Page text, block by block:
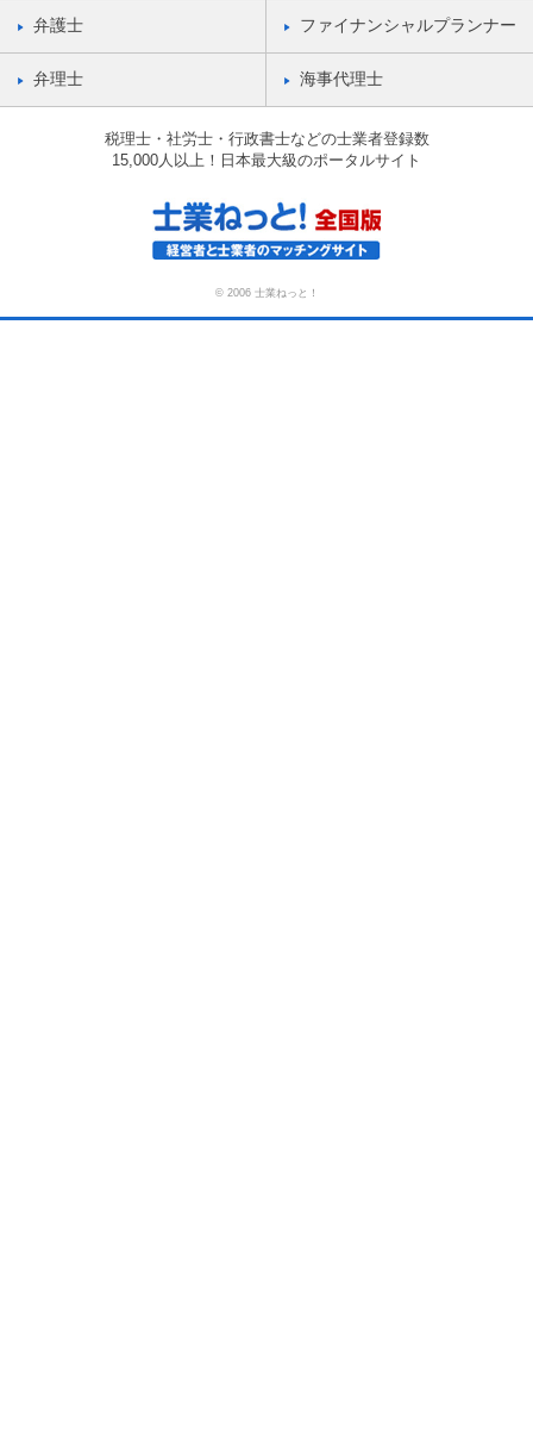
弁護士 ファイナンシャルプランナー
弁理士 海事代理士
税理士・社労士・行政書士などの士業者登録数
15,000人以上！日本最大級のポータルサイト
© 2006 士業ねっと！